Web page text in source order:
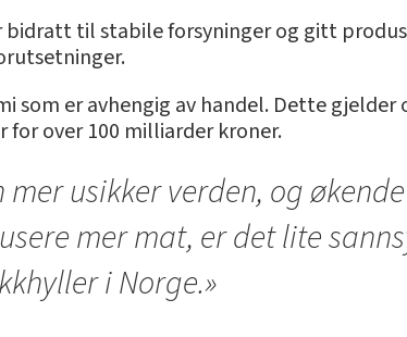
bidratt til stabile forsyninger og gitt
som er avhengig av handel. Dette
over 100 milliarder kroner.
mer usikker verden, og økende
mer mat, er det lite
i Norge.»